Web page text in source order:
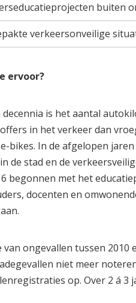
buiten
verkeersonveilige
ervoor?
decennia is het aantal
in het verkeer dan
bikes. In de afgelopen
de stad en de
begonnen met het
docenten en
ongevallen tussen 2010
niet meer
op. Over 2 á